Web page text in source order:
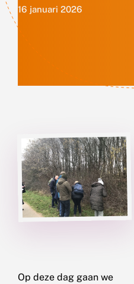
16 januari 2026
Op deze dag gaan we